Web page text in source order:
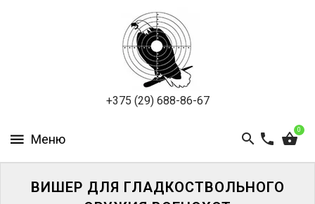
+375 (29) 688-86-67
0
ОПТИКА
ЭКИПИРОВКА
ВИШЕР ДЛЯ ГЛАДКОСТВОЛЬНОГО